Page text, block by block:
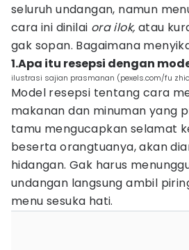
seluruh undangan, namun
cara ini dinilai ora ilok, atau
gak sopan. Bagaimana
1.Apa itu resepsi dengan
ilustrasi sajian prasmanan (pexels.com/fu
Model resepsi tentang cara
makanan dan minuman yang
tamu mengucapkan selamat
beserta orangtuanya, akan
hidangan. Gak harus
undangan langsung ambil
menu sesuka hati.